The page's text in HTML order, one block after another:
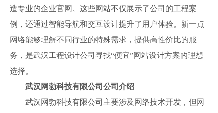
造专业的企业官网。这些网站不仅展示了公司的工程案
例，还通过智能导航和交互设计提升了用户体验。新一点
网络能够理解不同行业的特殊需求，提供高性价比的服
务，是武汉工程设计公司寻找“便宜”网站设计方案的理想
选择。
武汉网勃科技有限公司公司介绍
武汉网勃科技有限公司主要涉及网络技术开发，但网